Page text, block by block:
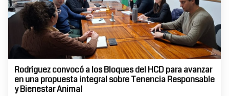
Rodríguez convocó a los Bloques del HCD para avanzar
en una propuesta integral sobre Tenencia Responsable
y Bienestar Animal